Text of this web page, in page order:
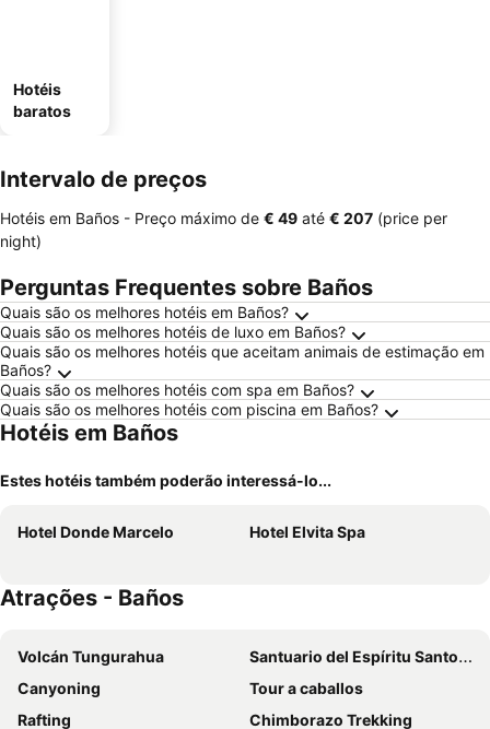
Hotéis
baratos
Intervalo de preços
Hotéis em Baños - Preço máximo de ‎€ 49 até ‎€ 207 (price per
night)
Perguntas Frequentes sobre Baños
Quais são os melhores hotéis em Baños?
Quais são os melhores hotéis de luxo em Baños?
Quais são os melhores hotéis que aceitam animais de estimação em
Baños?
Quais são os melhores hotéis com spa em Baños?
Quais são os melhores hotéis com piscina em Baños?
Hotéis em Baños
Estes hotéis também poderão interessá-lo...
Hotel Donde Marcelo Hotel Elvita Spa
Atrações - Baños
Volcán Tungurahua
Santuario del Espíritu Santo y de Nuestra Señora de Guadalupe
Canyoning
Tour a caballos
Rafting
Chimborazo Trekking